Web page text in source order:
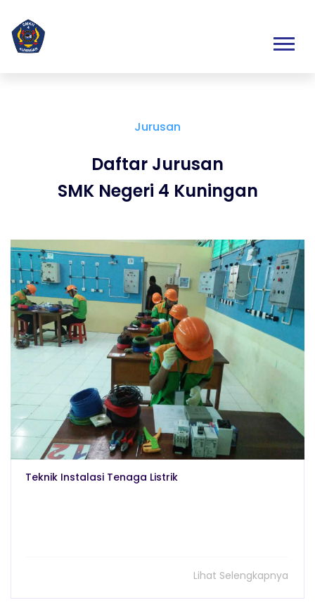
Jurusan
Daftar Jurusan
SMK Negeri 4 Kuningan
Teknik Instalasi Tenaga Listrik
Lihat Selengkapnya